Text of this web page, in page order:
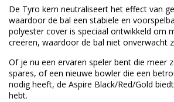
De Tyro kern neutraliseert het effect van
waardoor de bal een stabiele en
polyester cover is speciaal ontwikkeld om
creëren, waardoor de bal niet onverwacht
Of je nu een ervaren speler bent die meer
spares, of een nieuwe bowler die een
nodig heeft, de Aspire Black/Red/Gold
hebt.